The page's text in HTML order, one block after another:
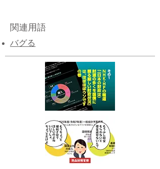
関連用語
​バグる